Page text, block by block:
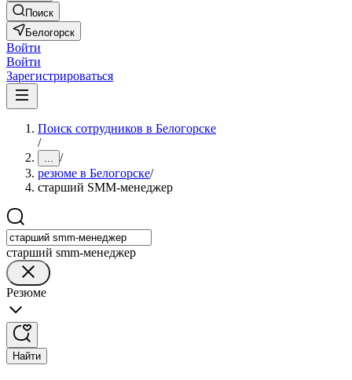
Поиск
Белогорск
Войти
Войти
Зарегистрироваться
Поиск сотрудников в Белогорске
/
... /
резюме в Белогорске/
старший SMM-менеджер
старший smm-менеджер
Резюме
Найти